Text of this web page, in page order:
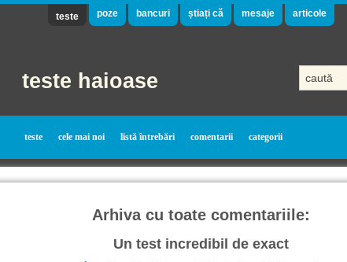
teste poze bancuri știați că mesaje articole
teste haioase
teste cele mai noi listă întrebări comentarii categorii
Arhiva cu toate comentariile:
Un test incredibil de exact